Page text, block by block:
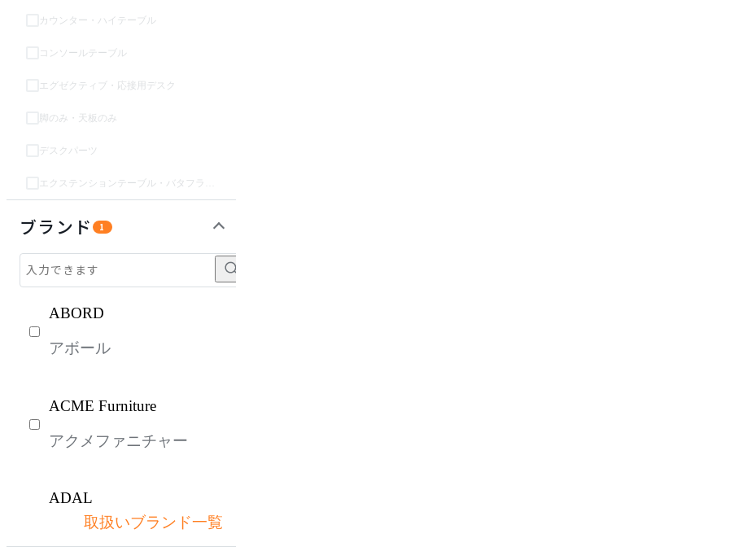
カウンター・ハイテーブル
コンソールテーブル
エグゼクティブ・応接用デスク
脚のみ・天板のみ
デスクパーツ
ブランド 1
ABORD
アボール
ACME Furniture
アクメファニチャー
ADAL
アダル
取扱いブランド一覧